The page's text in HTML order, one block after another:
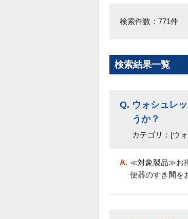
検索件数：771件
検索結果一覧
Q. ウォシュレ
うか？
カテゴリ：[ウ
A. ≪対象製品≫お
便器のすき間を